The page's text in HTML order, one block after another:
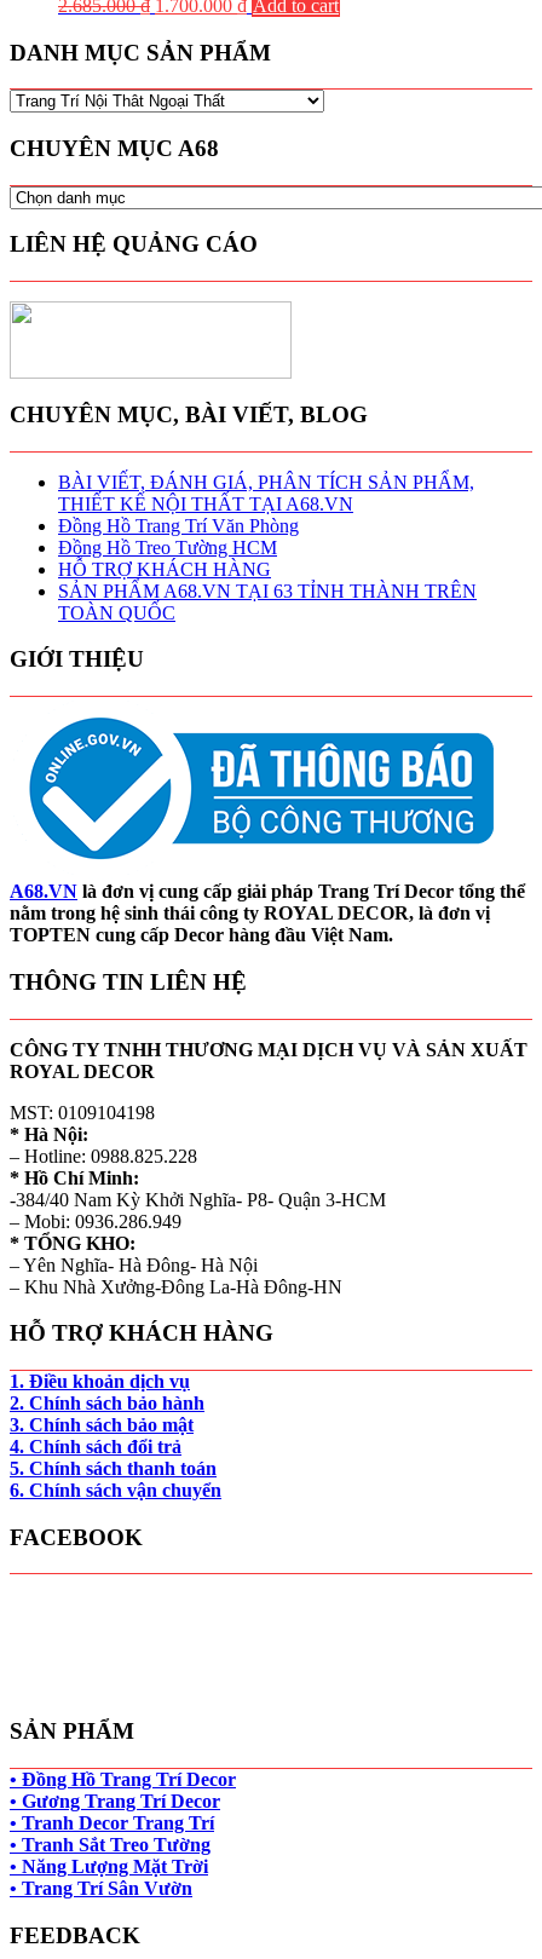
2.685.000₫ 1.700.000 ₫ Add to cart
DANH MỤC SẢN PHẨM
CHUYÊN MỤC A68
CHUYÊN
A68
LIÊN HỆ QUẢNG CÁO
CHUYÊN MỤC, BÀI VIẾT, BLOG
BÀI VIẾT, ĐÁNH GIÁ, PHÂN TÍCH SẢN PHẨM,
THIẾT KẾ NỘI THẤT TẠI A68.VN
Đồng Hồ Trang Trí Văn Phòng
Đồng Hồ Treo Tường HCM
HỖ TRỢ KHÁCH HÀNG
SẢN PHẨM A68.VN TẠI 63 TỈNH THÀNH TRÊN
TOÀN QUỐC
GIỚI THIỆU
A68.VN là đơn vị cung cấp giải pháp Trang Trí Decor tổng thể
nằm trong hệ sinh thái công ty ROYAL DECOR, là đơn vị
TOPTEN cung cấp Decor hàng đầu Việt Nam.
THÔNG TIN LIÊN HỆ
CÔNG TY TNHH THƯƠNG MẠI DỊCH VỤ VÀ SẢN XUẤT
ROYAL DECOR
MST: 0109104198
* Hà Nội:
– Hotline: 0988.825.228
* Hồ Chí Minh:
-384/40 Nam Kỳ Khởi Nghĩa- P8- Quận 3-HCM
– Mobi: 0936.286.949
* TỔNG KHO:
– Yên Nghĩa- Hà Đông- Hà Nội
– Khu Nhà Xưởng-Đông La-Hà Đông-HN
HỖ TRỢ KHÁCH HÀNG
1. Điều khoản dịch vụ
2. Chính sách bảo hành
3. Chính sách bảo mật
4. Chính sách đổi trả
5. Chính sách thanh toán
6. Chính sách vận chuyển
FACEBOOK
SẢN PHẨM
• Đồng Hồ Trang Trí Decor
• Gương Trang Trí Decor
• Tranh Decor Trang Trí
• Tranh Sắt Treo Tường
• Năng Lượng Mặt Trời
• Trang Trí Sân Vườn
FEEDBACK